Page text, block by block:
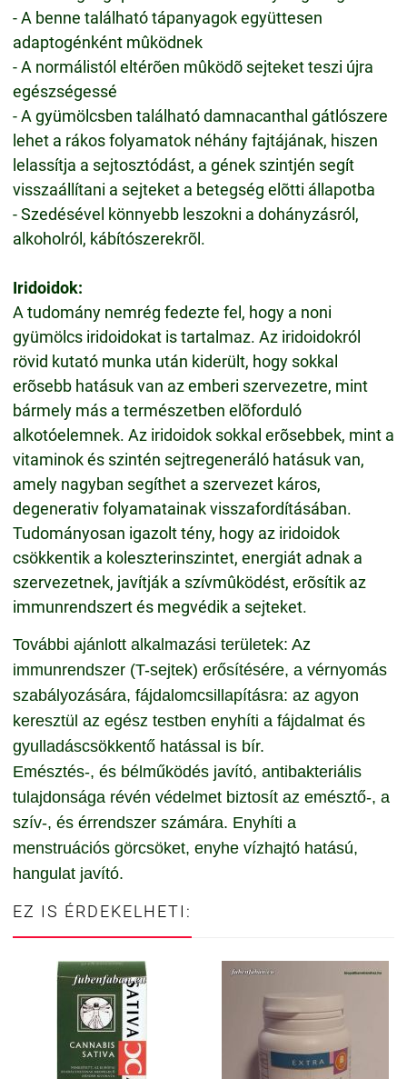
- A benne található tápanyagok együttesen
adaptogénként mûködnek
- A normálistól eltérõen mûködõ sejteket teszi újra
egészségessé
- A gyümölcsben található damnacanthal gátlószere
lehet a rákos folyamatok néhány fajtájának, hiszen
lelassítja a sejtosztódást, a gének szintjén segít
visszaállítani a sejteket a betegség elõtti állapotba
- Szedésével könnyebb leszokni a dohányzásról,
alkoholról, kábítószerekrõl.
Iridoidok:
A tudomány nemrég fedezte fel, hogy a noni
gyümölcs iridoidokat is tartalmaz. Az iridoidokról
rövid kutató munka után kiderült, hogy sokkal
erõsebb hatásuk van az emberi szervezetre, mint
bármely más a természetben elõforduló
alkotóelemnek. Az iridoidok sokkal erõsebbek, mint a
vitaminok és szintén sejtregeneráló hatásuk van,
amely nagyban segíthet a szervezet káros,
degenerativ folyamatainak visszafordításában.
Tudományosan igazolt tény, hogy az iridoidok
csökkentik a koleszterinszintet, energiát adnak a
szervezetnek, javítják a szívmûködést, erõsítik az
immunrendszert és megvédik a sejteket.
További ajánlott alkalmazási területek: Az
immunrendszer (T-sejtek) erősítésére, a vérnyomás
szabályozására, fájdalomcsillapításra: az agyon
keresztül az egész testben enyhíti a fájdalmat és
gyulladáscsökkentő hatással is bír.
Emésztés-, és bélműködés javító, antibakteriális
tulajdonsága révén védelmet biztosít az emésztő-, a
szív-, és érrendszer számára. Enyhíti a
menstruációs görcsöket, enyhe vízhajtó hatású,
hangulat javító.
EZ IS ÉRDEKELHETI: